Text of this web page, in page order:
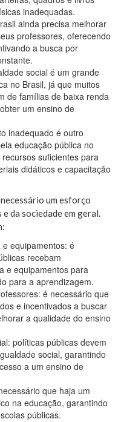
inadequadas.
ainda precisa melhorar
professores, oferecendo
a busca por
social é um grande
no Brasil, já que muitos
de famílias de baixa renda
um ensino de
inadequado é outro
educação pública no
suficientes para
didáticos e capacitação
um esforço
da sociedade em geral.
equipamentos: é
recebam
e equipamentos para
para a aprendizagem.
é necessário que
e incentivados a buscar
a qualidade do ensino
políticas públicas devem
social, garantindo
a um ensino de
que haja um
na educação, garantindo
públicas.